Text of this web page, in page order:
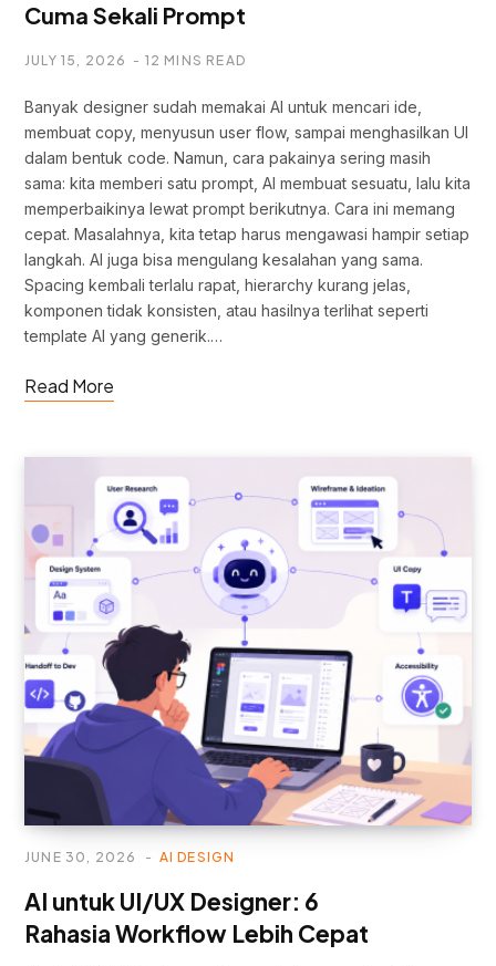
Cuma Sekali Prompt
JULY 15, 2026 12 MINS READ
Banyak designer sudah memakai AI untuk mencari ide,
membuat copy, menyusun user flow, sampai menghasilkan UI
dalam bentuk code. Namun, cara pakainya sering masih
sama: kita memberi satu prompt, AI membuat sesuatu, lalu kita
memperbaikinya lewat prompt berikutnya. Cara ini memang
cepat. Masalahnya, kita tetap harus mengawasi hampir setiap
langkah. AI juga bisa mengulang kesalahan yang sama.
Spacing kembali terlalu rapat, hierarchy kurang jelas,
komponen tidak konsisten, atau hasilnya terlihat seperti
template AI yang generik.…
Read More
AI DESIGN
JUNE 30, 2026
AI untuk UI/UX Designer: 6
Rahasia Workflow Lebih Cepat